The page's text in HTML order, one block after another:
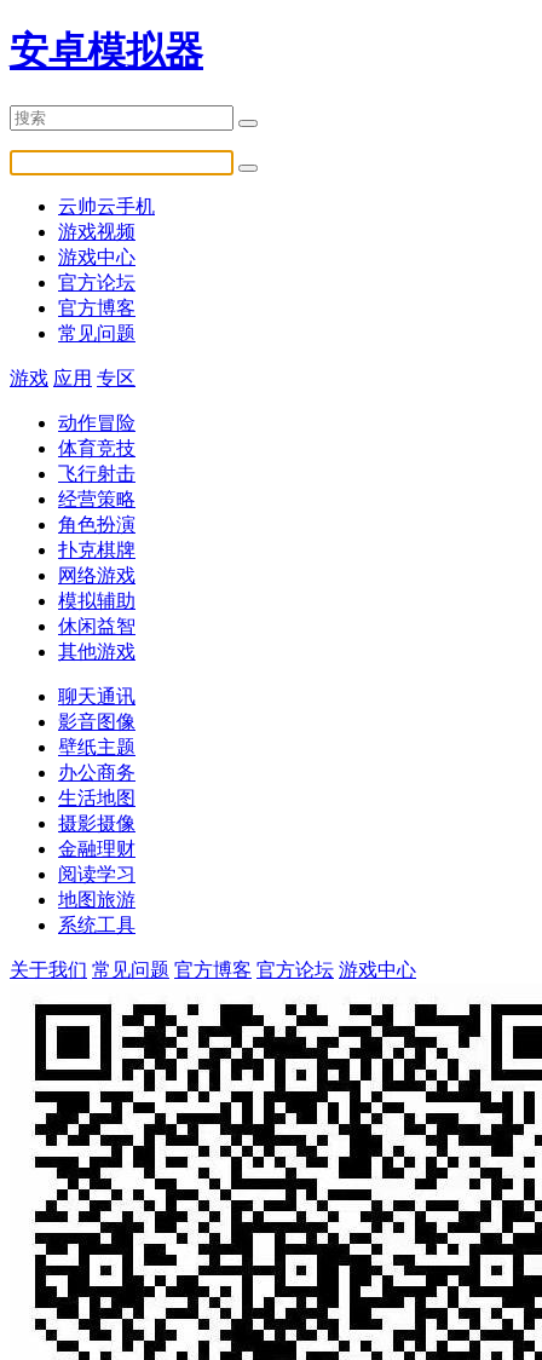
安卓模拟器
云帅云手机
游戏视频
游戏中心
官方论坛
官方博客
常见问题
游戏 应用 专区
动作冒险
体育竞技
飞行射击
经营策略
角色扮演
扑克棋牌
网络游戏
模拟辅助
休闲益智
其他游戏
聊天通讯
影音图像
壁纸主题
办公商务
生活地图
摄影摄像
金融理财
阅读学习
地图旅游
系统工具
关于我们 常见问题 官方博客 官方论坛 游戏中心